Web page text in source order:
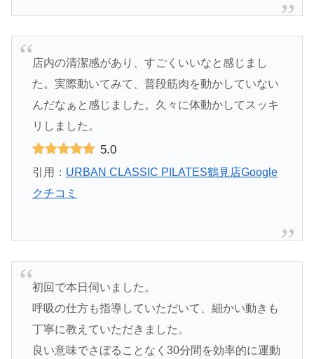
店内の清潔感があり、すごくいいなと感じまし
た。実際動いてみて、普段筋肉を動かしていない
んだなぁと感じました。久々に体動かしてスッキ
リしました。
5.0
引用： URBAN CLASSIC PILATES鶴見店Google
クチコミ
初回で本日伺いました。
呼吸の仕方も指導していただいて、細かい動きも
丁寧に教えていただきました。
良い意味でさぼることなく30分間を効率的に運動